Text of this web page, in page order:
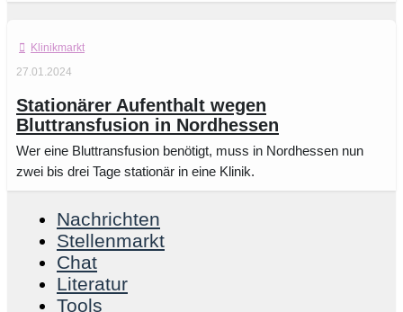
Klinikmarkt
27.01.2024
Stationärer Aufenthalt wegen
Bluttransfusion in Nordhessen
Wer eine Bluttransfusion benötigt, muss in Nordhessen nun
zwei bis drei Tage stationär in eine Klinik.
Nachrichten
Stellenmarkt
Chat
Literatur
Tools